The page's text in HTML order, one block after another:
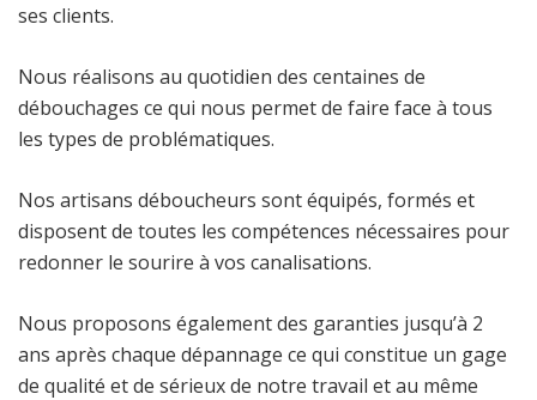
ses clients.
Nous réalisons au quotidien des centaines de
débouchages ce qui nous permet de faire face à tous
les types de problématiques.
Nos artisans déboucheurs sont équipés, formés et
disposent de toutes les compétences nécessaires pour
redonner le sourire à vos canalisations.
Nous proposons également des garanties jusqu’à 2
ans après chaque dépannage ce qui constitue un gage
de qualité et de sérieux de notre travail et au même